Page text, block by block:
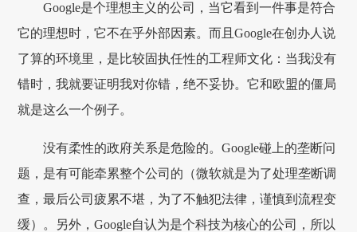
Google是个理想主义的公司，当它看到一件事是符合
它的理想时，它不在乎外部因素。而且Google在创办人说
了算的环境里，是比较固执任性的工程师文化：当我没有
错时，我就要证明我对你错，绝不妥协。它和欧盟的僵局
就是这么一个例子。
没有柔性的政府关系是危险的。Google碰上的垄断问
题，是有可能牵累整个公司的（微软就是为了处理垄断调
查，最后公司疲累不堪，为了不触犯法律，谨慎到流程变
缓）。另外，Google自认为是个科技为核心的公司，所以